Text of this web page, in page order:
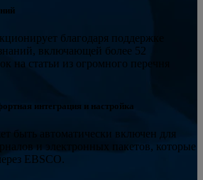
благодаря поддержке
включающей более 52
на статьи из огромного перечня
интеграция и настройка
быть автоматически включен для
и электронных пакетов, которые
EBSCO.